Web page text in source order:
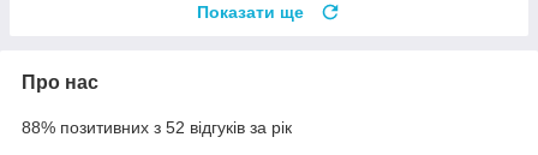
Показати ще
Про нас
88% позитивних з 52 відгуків за рік